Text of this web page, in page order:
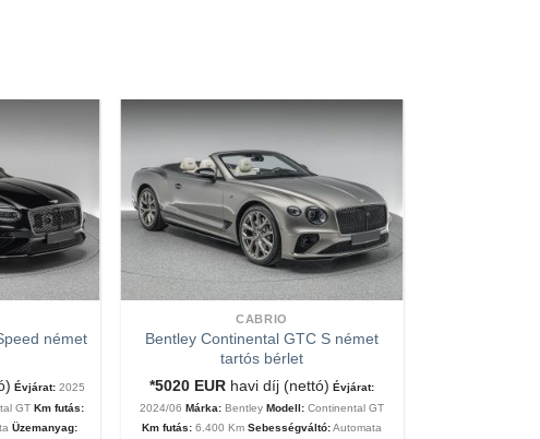
német
Évjárat: 2025
GTKm futás:
Üzemanyag:
CABRIO
Bentley Continental GTC S német
tartós bérlet
*5020 EUR havi díj (nettó) Évjárat:
2024/06 Márka:Bentley Modell:Continental GT
Km futás: 6.400 Km Sebességváltó:Automata